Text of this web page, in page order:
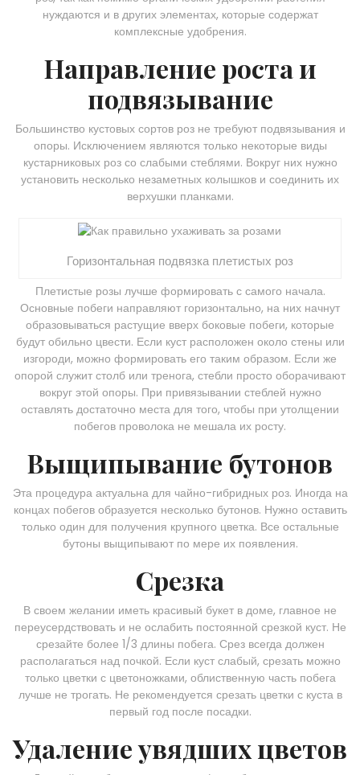
нуждаются и в других элементах, которые содержат
комплексные удобрения.
Направление роста и
подвязывание
Большинство кустовых сортов роз не требуют подвязывания и
опоры. Исключением являются только некоторые виды
кустарниковых роз со слабыми стеблями. Вокруг них нужно
установить несколько незаметных колышков и соединить их
верхушки планками.
Горизонтальная подвязка плетистых роз
Плетистые розы лучше формировать с самого начала.
Основные побеги направляют горизонтально, на них начнут
образовываться растущие вверх боковые побеги, которые
будут обильно цвести. Если куст расположен около стены или
изгороди, можно формировать его таким образом. Если же
опорой служит столб или тренога, стебли просто оборачивают
вокруг этой опоры. При привязывании стеблей нужно
оставлять достаточно места для того, чтобы при утолщении
побегов проволока не мешала их росту.
Выщипывание бутонов
Эта процедура актуальна для чайно-гибридных роз. Иногда на
концах побегов образуется несколько бутонов. Нужно оставить
только один для получения крупного цветка. Все остальные
бутоны выщипывают по мере их появления.
Срезка
В своем желании иметь красивый букет в доме, главное не
переусердствовать и не ослабить постоянной срезкой куст. Не
срезайте более 1/3 длины побега. Срез всегда должен
располагаться над почкой. Если куст слабый, срезать можно
только цветки с цветоножками, облиственную часть побега
лучше не трогать. Не рекомендуется срезать цветки с куста в
первый год после посадки.
Удаление увядших цветов